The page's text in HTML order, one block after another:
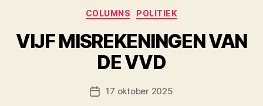
Categorieën
COLUMNS POLITIEK
VIJF MISREKENINGEN VAN
DE VVD
Berichtdatum
17 oktober 2025